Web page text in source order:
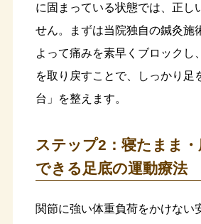
に固まっている状態では、正し
せん。まずは当院独自の鍼灸施
よって痛みを素早くブロックし
を取り戻すことで、しっかり足
台」を整えます。
ステップ2：寝たまま・
できる足底の運動療法
関節に強い体重負荷をかけない